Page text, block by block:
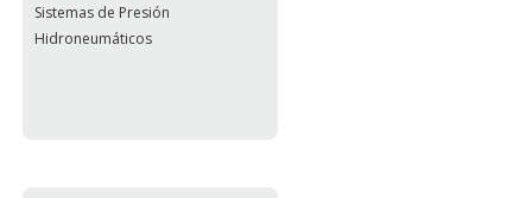
Sistemas de Presión
Hidroneumáticos